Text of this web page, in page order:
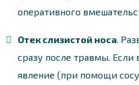
оперативного
Отек слизистой носа .
сразу после травмы. Если
явление (при помощи